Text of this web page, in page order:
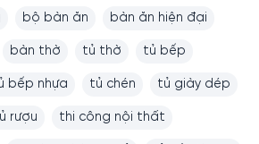
bộ bàn ăn bàn ăn hiện đại
bàn thờ tủ thờ tủ bếp
bếp nhựa tủ chén tủ giày dép
rượu thi công nội thất